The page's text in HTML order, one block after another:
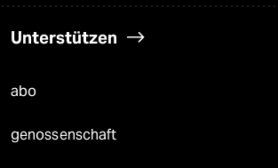
Unterstützen
abo
genossenschaft